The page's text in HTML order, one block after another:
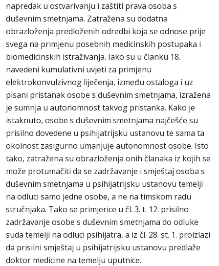
napredak u ostvarivanju i zaštiti prava osoba s
duševnim smetnjama. Zatražena su dodatna
obrazloženja predloženih odredbi koja se odnose prije
svega na primjenu posebnih medicinskih postupaka i
biomedicinskih istraživanja. Iako su u članku 18.
navedeni kumulativni uvjeti za primjenu
elektrokonvulzivnog liječenja, između ostaloga i uz
pisani pristanak osobe s duševnim smetnjama, izražena
je sumnja u autonomnost takvog pristanka. Kako je
istaknuto, osobe s duševnim smetnjama najčešće su
prisilno dovedene u psihijatrijsku ustanovu te sama ta
okolnost zasigurno umanjuje autonomnost osobe. Isto
tako, zatražena su obrazloženja onih članaka iz kojih se
može protumačiti da se zadržavanje i smještaj osoba s
duševnim smetnjama u psihijatrijsku ustanovu temelji
na odluci samo jedne osobe, a ne na timskom radu
stručnjaka. Tako se primjerice u čl. 3. t. 12. prisilno
zadržavanje osobe s duševnim smetnjama do odluke
suda temelji na odluci psihijatra, a iz čl. 28. st. 1. proizlazi
da prisilni smještaj u psihijatrijsku ustanovu predlaže
doktor medicine na temelju uputnice.